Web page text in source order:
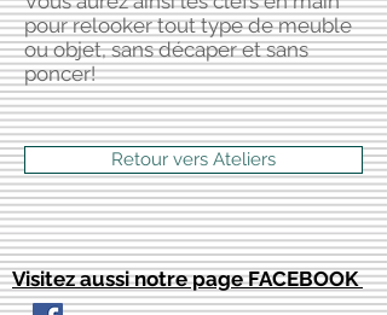
pour relooker tout type de meuble
ou objet, sans décaper et sans
poncer!
Retour vers Ateliers
Visitez aussi notre page FACEBOOK